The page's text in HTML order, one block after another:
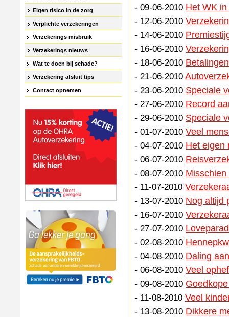
Eigen risico in de zorg
Verplichte verzekeringen
Verzekerings misbruik
Verzekerings nieuws
Wat te doen bij schade?
Verzekering afsluit tips
Contact opnemen
- 09-06-2010 Het WK
- 12-06-2010
- 14-06-2010
- 16-06-2010
- 18-06-2010
- 21-06-2010
- 23-06-2010 Speciale
- 27-06-2010 Record
- 29-06-2010 Speciale
- 01-07-2010 Veel
- 04-07-2010 Het eigen
- 06-07-2010
- 08-07-2010
- 11-07-2010
- 13-07-2010 Nog altijd
- 16-07-2010
- 27-07-2010
- 02-08-2010
- 04-08-2010 Daling
- 06-08-2010 Veel
- 09-08-2010
- 11-08-2010 Veel
- 13-08-2010 Dikkere